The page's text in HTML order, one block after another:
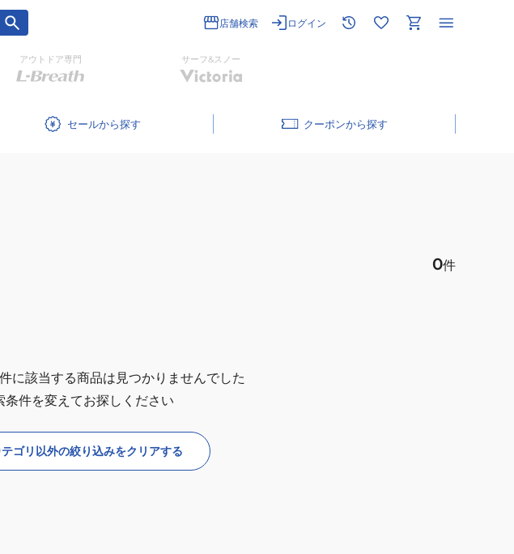
店舗検索 ログイン
アウトドア専門 サーフ&スノー
セール クーポン
0件
に該当する商品は見つかりませんでした
条件を変えてお探しください
ゴリ以外の絞り込みをクリアする